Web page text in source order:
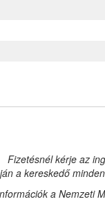
Fizetésnél kérje az
a kereskedő
a Nemzeti